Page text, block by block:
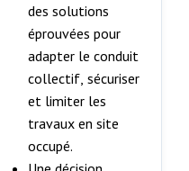
des solutions
éprouvées pour
adapter le conduit
collectif, sécuriser
et limiter les
travaux en site
occupé.